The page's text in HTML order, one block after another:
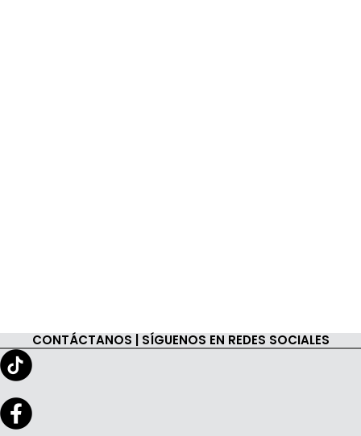
CONTÁCTANOS | SÍGUENOS EN REDES SOCIALES